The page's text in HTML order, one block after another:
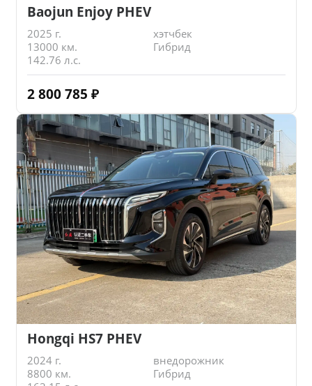
Baojun Enjoy PHEV
2025 г.
хэтчбек
13000 км.
Гибрид
142.76 л.с.
2 800 785 ₽
Hongqi HS7 PHEV
2024 г.
внедорожник
8800 км.
Гибрид